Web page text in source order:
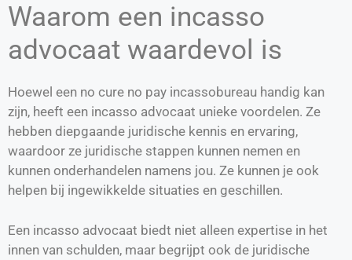
Waarom een incasso
advocaat waardevol is
Hoewel een no cure no pay incassobureau handig kan
zijn, heeft een incasso advocaat unieke voordelen. Ze
hebben diepgaande juridische kennis en ervaring,
waardoor ze juridische stappen kunnen nemen en
kunnen onderhandelen namens jou. Ze kunnen je ook
helpen bij ingewikkelde situaties en geschillen.
Een incasso advocaat biedt niet alleen expertise in het
innen van schulden, maar begrijpt ook de juridische